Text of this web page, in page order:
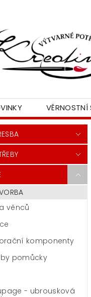
VĚRNOSTNÍ
věnců
komponenty
pomůcky
- ubrousková